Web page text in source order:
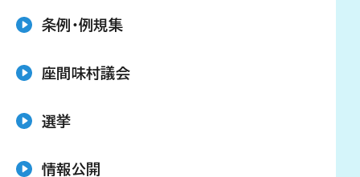
条例・例規集
座間味村議会
選挙
情報公開